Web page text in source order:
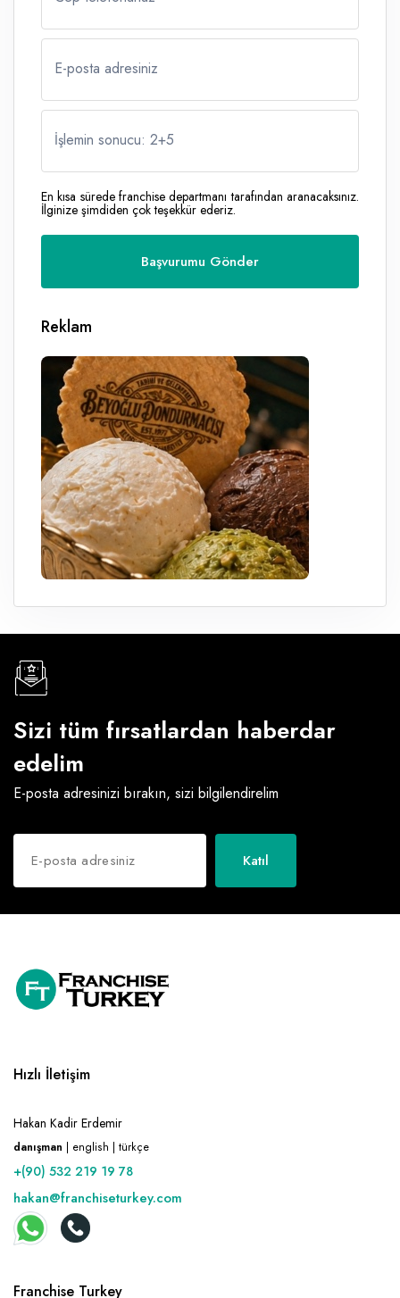
E-posta adresiniz
İşlemin sonucu: 2+5
En kısa sürede franchise departmanı tarafından aranacaksınız.
İlginize şimdiden çok teşekkür ederiz.
Reklam
Sizi tüm fırsatlardan haberdar
edelim
E-posta adresinizi bırakın, sizi bilgilendirelim
Katıl
Hızlı İletişim
Hakan Kadir Erdemir
danışman | english | türkçe
+(90) 532 219 19 78
hakan@franchiseturkey.com
Franchise Turkey